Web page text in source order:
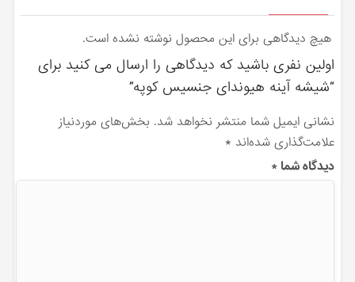
هیچ دیدگاهی برای این محصول نوشته نشده است.
اولین نفری باشید که دیدگاهی را ارسال می کنید برای
“شیشه آینه هیوندای جنسیس کوپه”
نشانی ایمیل شما منتشر نخواهد شد. بخش‌های موردنیاز
علامت‌گذاری شده‌اند *
دیدگاه شما*